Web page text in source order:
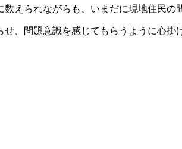
えられながらも、いまだに現地住民の
、問題意識を感じてもらうように心掛